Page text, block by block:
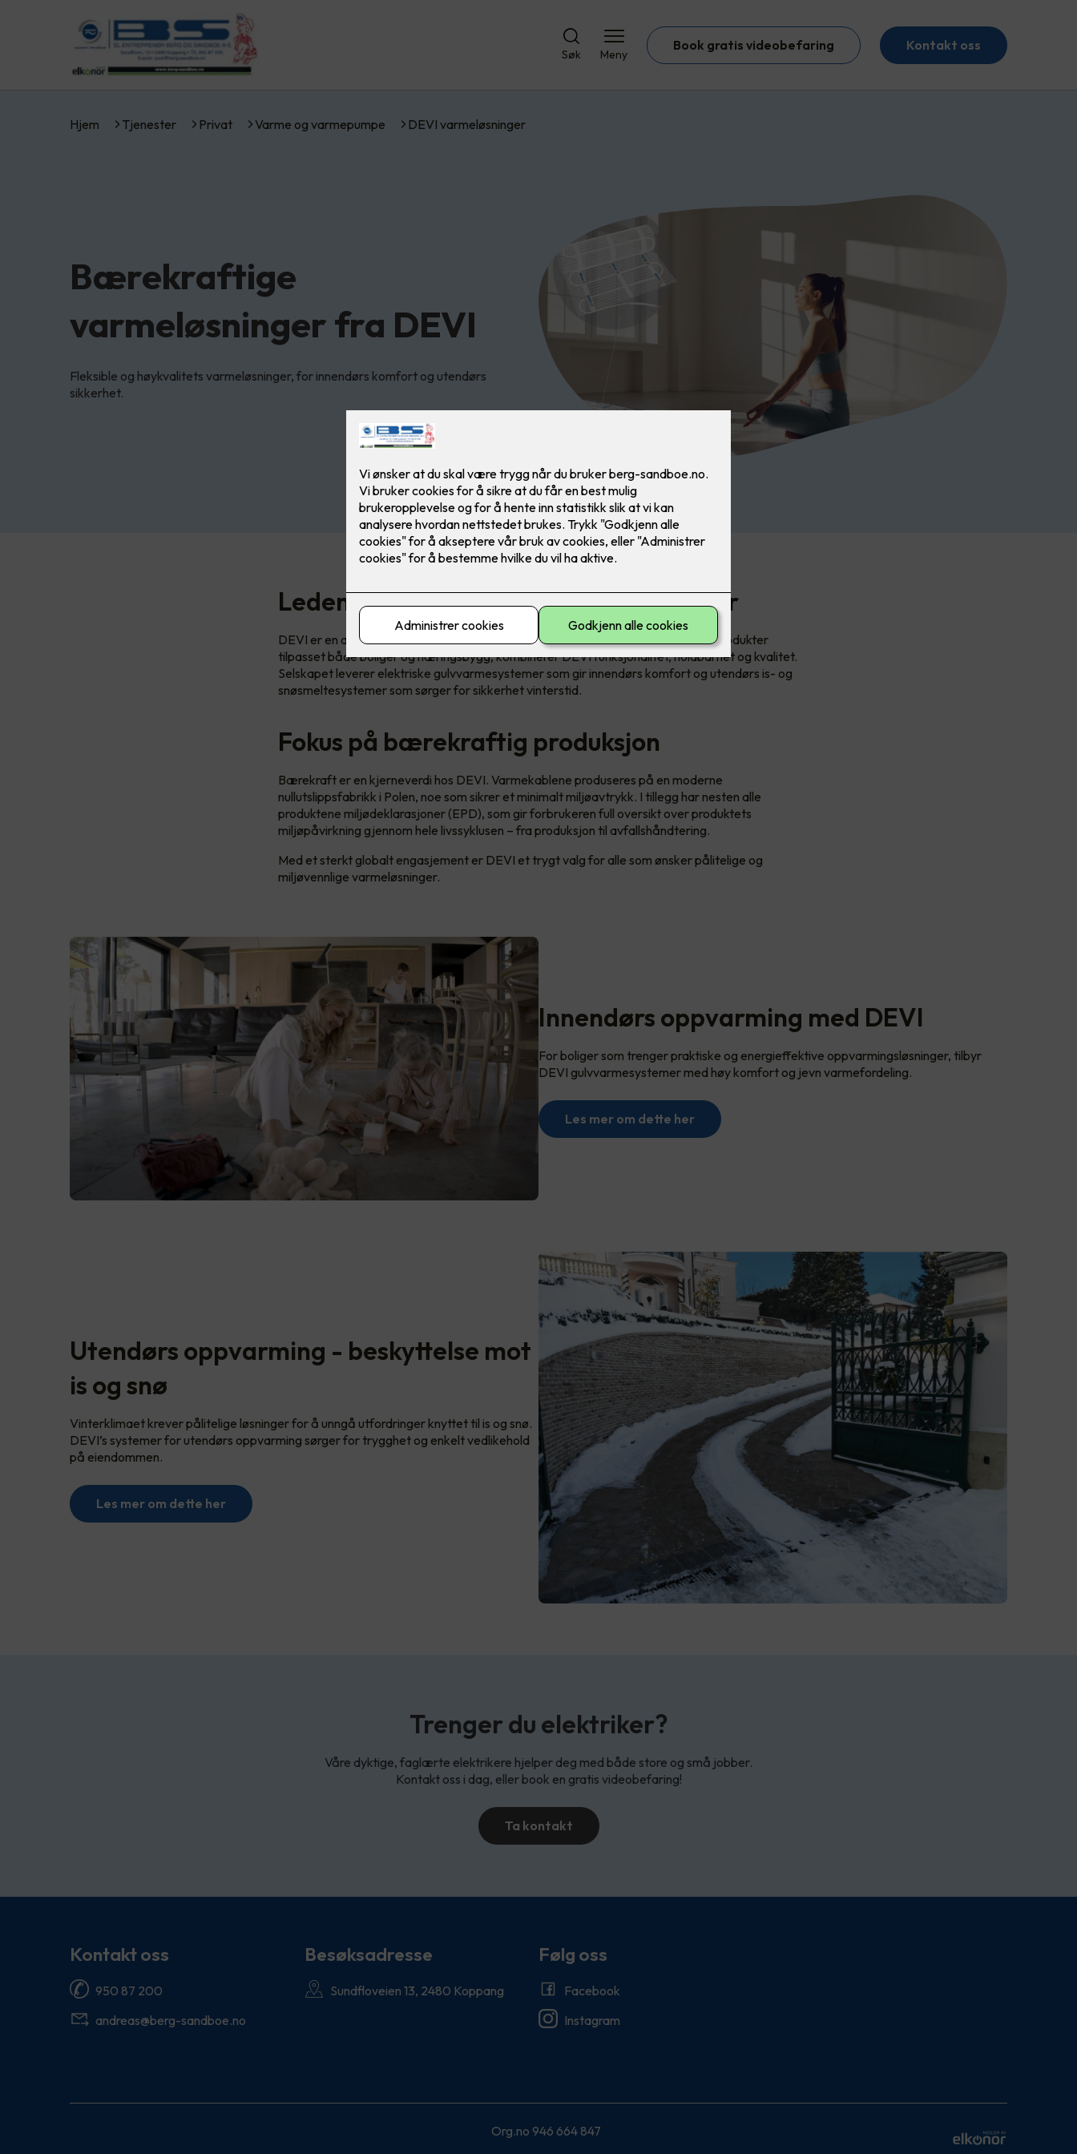
Søk Meny
Book gratis videobefaring Kontakt oss
Hjem Tjenester Privat Varme og varmepumpe DEVI varmeløsninger
Bærekraftige
varmeløsninger fra DEVI
Fleksible og høykvalitets varmeløsninger, for innendørs komfort og utendørs
sikkerhet.
Ledende leverandør av varmeløsninger
DEVI er en av verdens ledende leverandører av elektriske varmeløsninger. Med produkter
tilpasset både boliger og næringsbygg, kombinerer DEVI funksjonalitet, holdbarhet og kvalitet.
Selskapet leverer elektriske gulvvarmesystemer som gir innendørs komfort og utendørs is- og
snøsmeltesystemer som sørger for sikkerhet vinterstid.
Fokus på bærekraftig produksjon
Bærekraft er en kjerneverdi hos DEVI. Varmekablene produseres på en moderne
nullutslippsfabrikk i Polen, noe som sikrer et minimalt miljøavtrykk. I tillegg har nesten alle
produktene miljødeklarasjoner (EPD), som gir forbrukeren full oversikt over produktets
miljøpåvirkning gjennom hele livssyklusen – fra produksjon til avfallshåndtering.
Med et sterkt globalt engasjement er DEVI et trygt valg for alle som ønsker pålitelige og
miljøvennlige varmeløsninger.
Innendørs oppvarming med DEVI
For boliger som trenger praktiske og energieffektive oppvarmingsløsninger, tilbyr
DEVI gulvvarmesystemer med høy komfort og jevn varmefordeling.
Les mer om dette her
Utendørs oppvarming - beskyttelse mot
is og snø
Vinterklimaet krever pålitelige løsninger for å unngå utfordringer knyttet til is og snø.
DEVI’s systemer for utendørs oppvarming sørger for trygghet og enkelt vedlikehold
på eiendommen.
Les mer om dette her
Trenger du elektriker?
Våre dyktige, faglærte elektrikere hjelper deg med både store og små jobber.
Kontakt oss i dag, eller book en gratis videobefaring!
Ta kontakt
Kontakt oss
950 87 200
andreas@berg-sandboe.no
Besøksadresse
Sundfloveien 13, 2480 Koppang
Følg oss
Facebook
Instagram
Org.no 946 664 847